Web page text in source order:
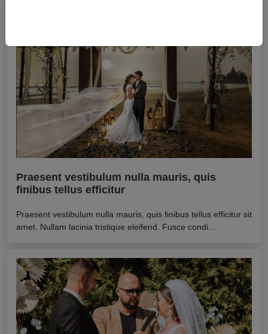
Praesent vestibulum nulla mauris, quis
finibus tellus efficitur
Praesent vestibulum nulla mauris, quis finibus tellus efficitur sit
amet. Nullam lacinia tristique eleifend. Fusce condi...